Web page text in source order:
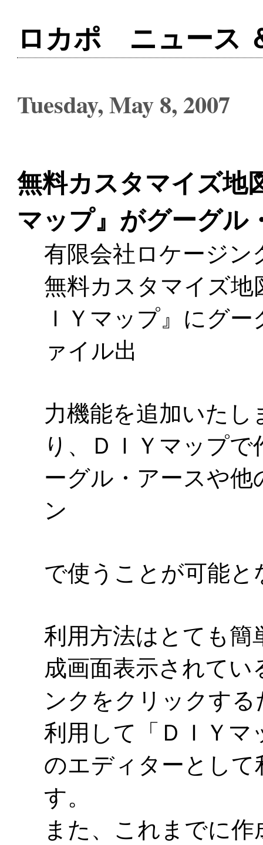
ロカポ ニュース
Tuesday, May 8, 2007
無料カスタマイズ地
マップ』がグーグル
有限会社ロケージン
無料カスタマイズ
ＩＹマップ』にグ
ァイル出
力機能を追加いた
り、ＤＩＹマップ
ーグル・アースや
ン
で使うことが可能
利用方法はとても
成画面表示されて
ンクをクリックす
利用して「ＤＩＹ
のエディターとし
す。
また、これまでに